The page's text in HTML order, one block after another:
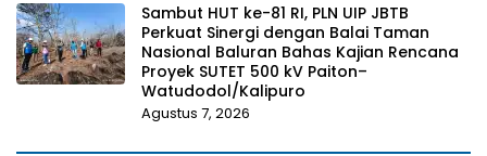
Sambut HUT ke-81 RI, PLN UIP JBTB
Perkuat Sinergi dengan Balai Taman
Nasional Baluran Bahas Kajian Rencana
Proyek SUTET 500 kV Paiton–
Watudodol/Kalipuro
Agustus 7, 2026